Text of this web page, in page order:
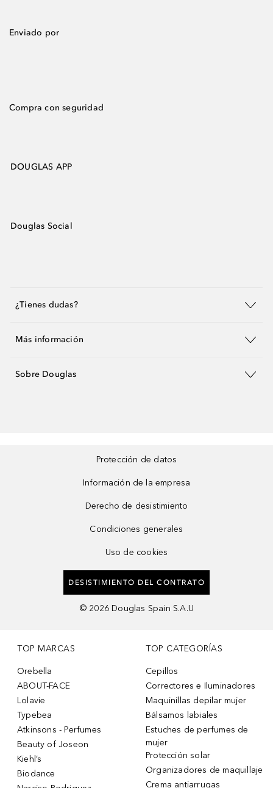
Enviado por
Compra con seguridad
DOUGLAS APP
Douglas Social
¿Tienes dudas?
Más información
Sobre Douglas
Protección de datos
Información de la empresa
Derecho de desistimiento
Condiciones generales
Uso de cookies
DESISTIMIENTO DEL CONTRATO
© 2026 Douglas Spain S.A.U
TOP MARCAS
Orebella
ABOUT-FACE
Lolavie
Typebea
Atkinsons - Perfumes
Beauty of Joseon
Kiehl’s
Biodance
TOP CATEGORÍAS
Cepillos
Correctores e Iluminadores
Maquinillas depilar mujer
Bálsamos labiales
Estuches de perfumes de
mujer
Protección solar
Organizadores de maquillaje
Crema antiarrugas